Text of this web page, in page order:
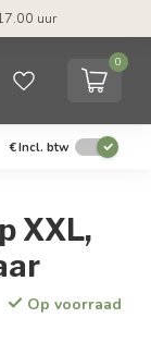
uur
0
€Incl. btw
XXL,
Op voorraad